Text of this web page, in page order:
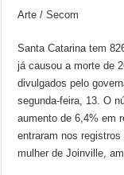
Arte / Secom
Santa Catarina tem
já causou a morte de
divulgados pelo
segunda-feira, 13. O
aumento de 6,4% em
entraram nos
mulher de Joinville,